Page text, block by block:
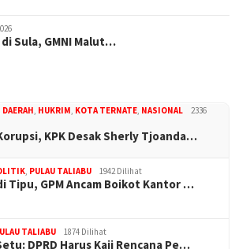
di Sula, GMNI Malut…
DAERAH, HUKRIM, KOTA TERNATE, NASIONAL
2336
KPK Desak Sherly Tjoanda…
, PULAU TALIABU 1942 Dilihat
Tipu, GPM Ancam Boikot Kantor …
TALIABU 1874 Dilihat
DPRD Harus Kaji Rencana Pe…